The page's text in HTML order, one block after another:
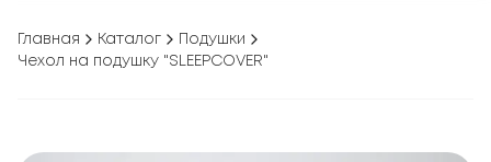
Главная Каталог
Подушки
Чехол на подушку "SLEEPCOVER"